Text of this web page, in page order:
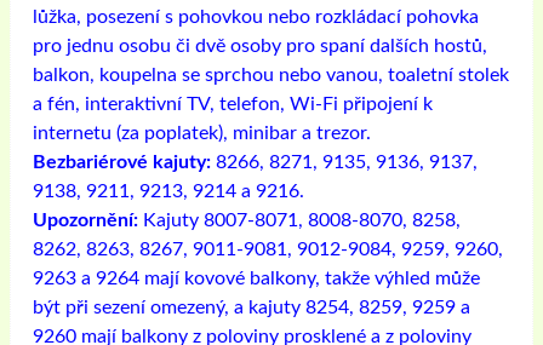
lůžka, posezení s pohovkou nebo rozkládací pohovka
pro jednu osobu či dvě osoby pro spaní dalších hostů,
balkon, koupelna se sprchou nebo vanou, toaletní stolek
a fén, interaktivní TV, telefon, Wi-Fi připojení k
internetu (za poplatek), minibar a trezor.
Bezbariérové ​​kajuty: 8266, 8271, 9135, 9136, 9137,
9138, 9211, 9213, 9214 a 9216.
Upozornění: Kajuty 8007-8071, 8008-8070, 8258,
8262, 8263, 8267, 9011-9081, 9012-9084, 9259, 9260,
9263 a 9264 mají kovové balkony, takže výhled může
být při sezení omezený, a kajuty 8254, 8259, 9259 a
9260 mají balkony z poloviny prosklené a z poloviny